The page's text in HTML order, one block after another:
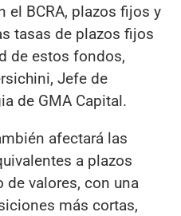
el BCRA, plazos fijos y
tasas de plazos fijos
de estos fondos,
Jefe de
de GMA Capital.
afectará las
a plazos
valores, con una
más cortas,